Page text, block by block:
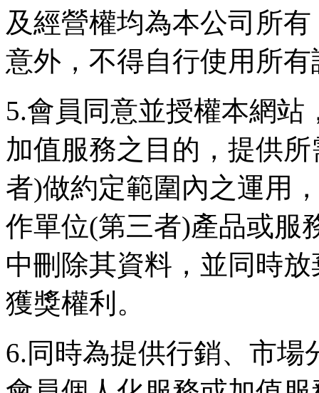
及經營權均為本公司所
意外，不得自行使用所有
5.會員同意並授權本網
加值服務之目的，提供
者)做約定範圍內之運用
作單位(第三者)產品或服
中刪除其資料，並同時
獲獎權利。
6.同時為提供行銷、市